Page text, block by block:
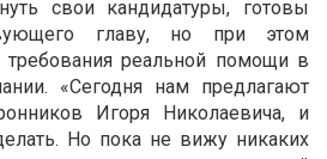
свои кандидатуры, готовы
главу, но при этом
реальной помощи в
«Сегодня нам предлагают
Игоря Николаевича, и
Но пока не вижу никаких